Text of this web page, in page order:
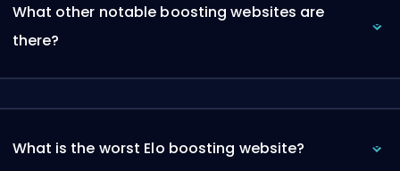
What other notable boosting websites are
there?
What is the worst Elo boosting website?